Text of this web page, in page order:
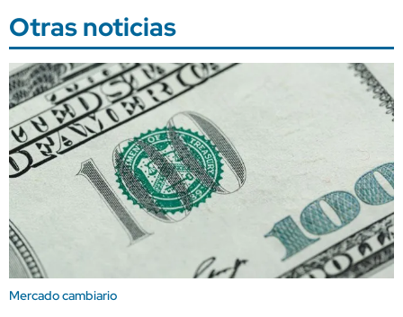
Otras noticias
Mercado cambiario